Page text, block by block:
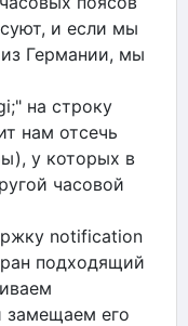
и если мы
Германии, мы
на строку
нам отсечь
у которых в
часовой
notification
подходящий
замещаем его